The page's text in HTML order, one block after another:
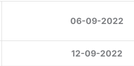
06-09-2022
12-09-2022